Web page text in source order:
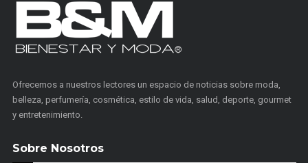
Ofrecemos a nuestros lectores un espacio de noticias sobre moda,
belleza, perfumería, cosmética, estilo de vida, salud, deporte, gourmet
y entretenimiento.
Sobre Nosotros